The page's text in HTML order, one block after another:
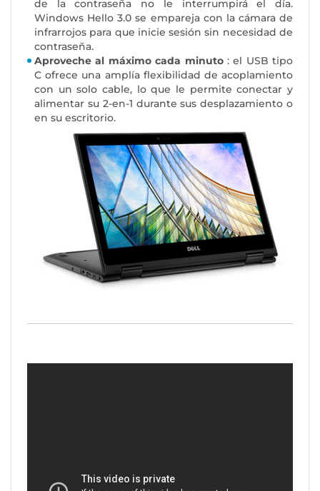
de la contraseña no le interrumpirá el día.
Windows Hello 3.0 se empareja con la cámara de
infrarrojos para que inicie sesión sin necesidad de
contraseña.
Aproveche al máximo cada minuto : el USB tipo
C ofrece una amplía flexibilidad de acoplamiento
con un solo cable, lo que le permite conectar y
alimentar su 2-en-1 durante sus desplazamiento o
en su escritorio.